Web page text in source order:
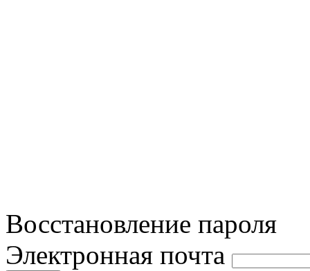
Восстановление пароля
Электронная почта